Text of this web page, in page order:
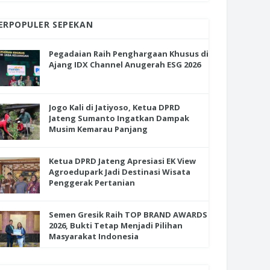
SEPEKAN
Pegadaian Raih Penghargaan Khusus di
Ajang IDX Channel Anugerah ESG 2026
Jogo Kali di Jatiyoso, Ketua DPRD
Jateng Sumanto Ingatkan Dampak
Musim Kemarau Panjang
Ketua DPRD Jateng Apresiasi EK View
Agroedupark Jadi Destinasi Wisata
Penggerak Pertanian
Semen Gresik Raih TOP BRAND AWARDS
2026, Bukti Tetap Menjadi Pilihan
Masyarakat Indonesia